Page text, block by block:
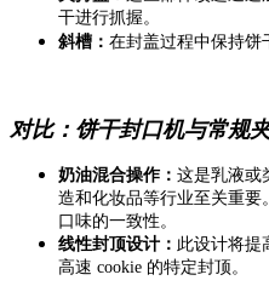
干进行抓握。
斜槽： 在封盖过程中保持饼
对比：饼干封口机与常规
奶油混合操作： 这是乳液或
造和化妆品等行业至关重要
口味的一致性。
线性封顶设计： 此设计将提
高速 cookie 的特定封顶。